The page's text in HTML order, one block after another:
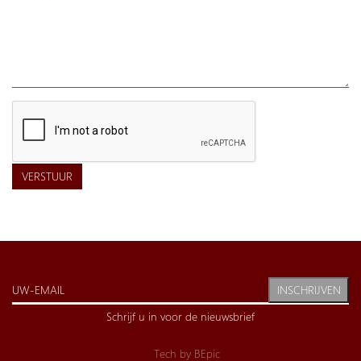
VERSTUUR
INSCHRIJVEN
Schrijf u in voor de nieuwsbrief
Tech by BEpic